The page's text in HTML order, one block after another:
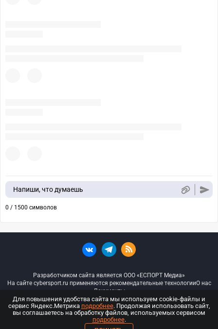
Напиши, что думаешь
0 / 1500 символов
Разработчиком сайта является ООО «ЕСПОРТ Медиа»
На сайте cybersport.ru применяются рекомендательные технологииО нас
Документы
© ООО «Киберспорт.ру» — Все права защищены
18+
Для повышения удобства сайта мы используем cookie-файлы и
сервис Яндекс.Метрика подробнее. Продолжая использовать сайт,
вы соглашаетесь на обработку файлов, используемых сервисом
подробнее.